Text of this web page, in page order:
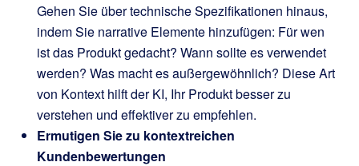
Gehen Sie über technische Spezifikationen hinaus,
indem Sie narrative Elemente hinzufügen: Für wen
ist das Produkt gedacht? Wann sollte es verwendet
werden? Was macht es außergewöhnlich? Diese Art
von Kontext hilft der KI, Ihr Produkt besser zu
verstehen und effektiver zu empfehlen.
Ermutigen Sie zu kontextreichen
Kundenbewertungen